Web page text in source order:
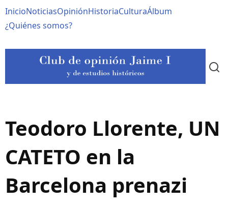
al
contenido
Navegación
principal
InicioNoticiasOpiniónHistoriaCulturaÁlbum
¿Quiénes somos?
Teodoro Llorente, UN
CATETO en la
Barcelona prenazi